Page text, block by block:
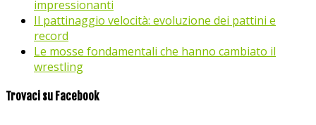
impressionanti
Il pattinaggio velocità: evoluzione dei pattini e
record
Le mosse fondamentali che hanno cambiato il
wrestling
Trovaci su Facebook